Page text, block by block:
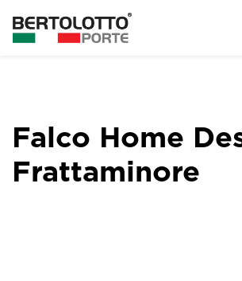
Falco Home
Frattaminore